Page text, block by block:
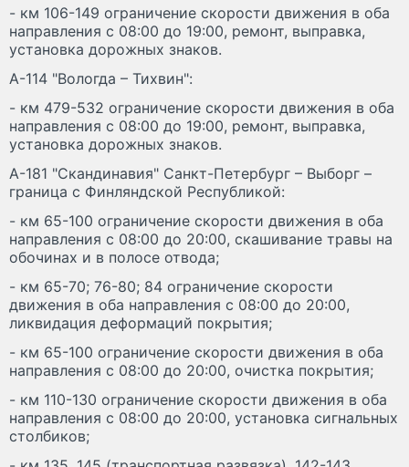
- км 106-149 ограничение скорости движения в оба
направления с 08:00 до 19:00, ремонт, выправка,
установка дорожных знаков.
А-114 "Вологда – Тихвин":
- км 479-532 ограничение скорости движения в оба
направления с 08:00 до 19:00, ремонт, выправка,
установка дорожных знаков.
А-181 "Скандинавия" Санкт-Петербург – Выборг –
граница с Финляндской Республикой:
- км 65-100 ограничение скорости движения в оба
направления с 08:00 до 20:00, скашивание травы на
обочинах и в полосе отвода;
- км 65-70; 76-80; 84 ограничение скорости
движения в оба направления с 08:00 до 20:00,
ликвидация деформаций покрытия;
- км 65-100 ограничение скорости движения в оба
направления с 08:00 до 20:00, очистка покрытия;
- км 110-130 ограничение скорости движения в оба
направления с 08:00 до 20:00, установка сигнальных
столбиков;